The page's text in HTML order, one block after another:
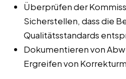
Überprüfen der
Sicherstellen, dass die
Qualitätsstandards
Dokumentieren von
Ergreifen von